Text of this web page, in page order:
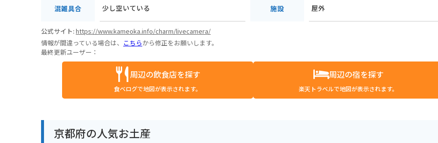
混雑具合 少し空いている 施設 屋外
公式サイト:https://www.kameoka.info/charm/livecamera/
情報が間違っている場合は、 こちらから修正をお願いします。
最終更新ユーザー：
周辺の飲食店を探す
食べログで地図が表示されます。
周辺の宿を探す
楽天トラベルで地図が表示されます。
京都府の人気お土産